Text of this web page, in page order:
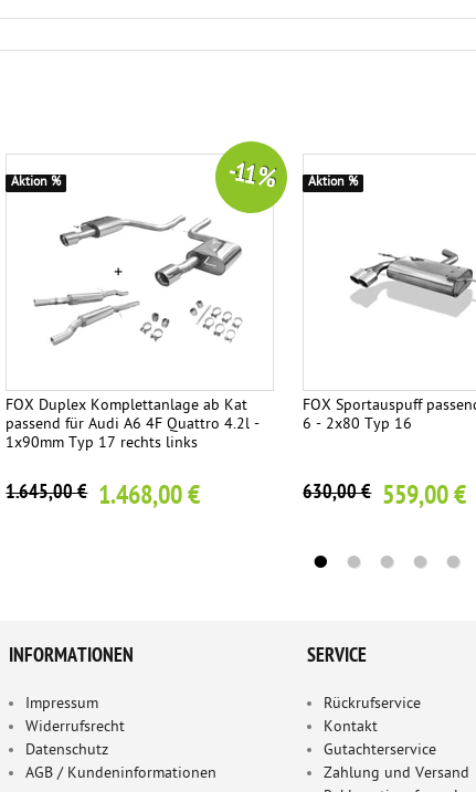
FOX Duplex Komplettanlage ab Kat
passend für Audi A6 4F Quattro 4.2l -
1x90mm Typ 17 rechts links
1.645,00 € 1.468,00 €
-11 %
Aktion %
FOX Sportauspuff
6 - 2x80 Typ 16
630,00 € 559,00 €
Aktion %
INFORMATIONEN
Impressum
Widerrufsrecht
Datenschutz
AGB / Kundeninformationen
SERVICE
Rückrufservice
Kontakt
Gutachterservice
Zahlung und Versand